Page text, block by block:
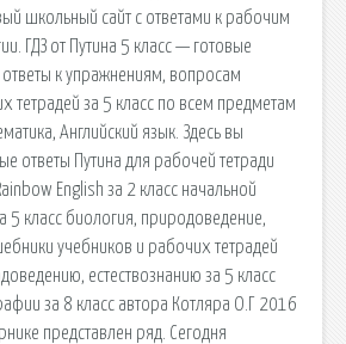
школьный сайт с ответами к рабочим
ГДЗ от Путина 5 класс — готовые
к упражнениям, вопросам
тетрадей за 5 класс по всем предметам
Английский язык. Здесь вы
ответы Путина для рабочей тетради
English за 2 класс начальной
5 класс биология, природоведение,
учебников и рабочих тетрадей
естествознанию за 5 класс
за 8 класс автора Котляра О.Г 2016
представлен ряд. Сегодня